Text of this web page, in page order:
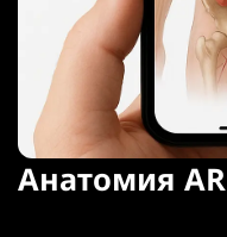
Анатомия AR